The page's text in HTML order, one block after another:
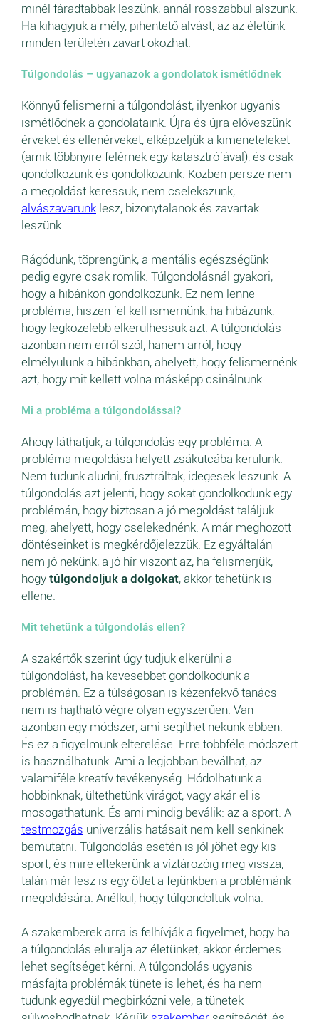
minél fáradtabbak leszünk, annál rosszabbul alszunk.
Ha kihagyjuk a mély, pihentető alvást, az az életünk
minden területén zavart okozhat.
Túlgondolás – ugyanazok a gondolatok ismétlődnek
Könnyű felismerni a túlgondolást, ilyenkor ugyanis
ismétlődnek a gondolataink. Újra és újra előveszünk
érveket és ellenérveket, elképzeljük a kimeneteleket
(amik többnyire felérnek egy katasztrófával), és csak
gondolkozunk és gondolkozunk. Közben persze nem
a megoldást keressük, nem cselekszünk,
alvászavarunk lesz, bizonytalanok és zavartak
leszünk.
Rágódunk, töprengünk, a mentális egészségünk
pedig egyre csak romlik. Túlgondolásnál gyakori,
hogy a hibánkon gondolkozunk. Ez nem lenne
probléma, hiszen fel kell ismernünk, ha hibázunk,
hogy legközelebb elkerülhessük azt. A túlgondolás
azonban nem erről szól, hanem arról, hogy
elmélyülünk a hibánkban, ahelyett, hogy felismernénk
azt, hogy mit kellett volna másképp csinálnunk.
Mi a probléma a túlgondolással?
Ahogy láthatjuk, a túlgondolás egy probléma. A
probléma megoldása helyett zsákutcába kerülünk.
Nem tudunk aludni, frusztráltak, idegesek leszünk. A
túlgondolás azt jelenti, hogy sokat gondolkodunk egy
problémán, hogy biztosan a jó megoldást találjuk
meg, ahelyett, hogy cselekednénk. A már meghozott
döntéseinket is megkérdőjelezzük. Ez egyáltalán
nem jó nekünk, a jó hír viszont az, ha felismerjük,
hogy túlgondoljuk a dolgokat, akkor tehetünk is
ellene.
Mit tehetünk a túlgondolás ellen?
A szakértők szerint úgy tudjuk elkerülni a
túlgondolást, ha kevesebbet gondolkodunk a
problémán. Ez a túlságosan is kézenfekvő tanács
nem is hajtható végre olyan egyszerűen. Van
azonban egy módszer, ami segíthet nekünk ebben.
És ez a figyelmünk elterelése. Erre többféle módszert
is használhatunk. Ami a legjobban beválhat, az
valamiféle kreatív tevékenység. Hódolhatunk a
hobbinknak, ültethetünk virágot, vagy akár el is
mosogathatunk. És ami mindig beválik: az a sport. A
testmozgás univerzális hatásait nem kell senkinek
bemutatni. Túlgondolás esetén is jól jöhet egy kis
sport, és mire eltekerünk a víztározóig meg vissza,
talán már lesz is egy ötlet a fejünkben a problémánk
megoldására. Anélkül, hogy túlgondoltuk volna.
A szakemberek arra is felhívják a figyelmet, hogy ha
a túlgondolás eluralja az életünket, akkor érdemes
lehet segítséget kérni. A túlgondolás ugyanis
másfajta problémák tünete is lehet, és ha nem
tudunk egyedül megbirkózni vele, a tünetek